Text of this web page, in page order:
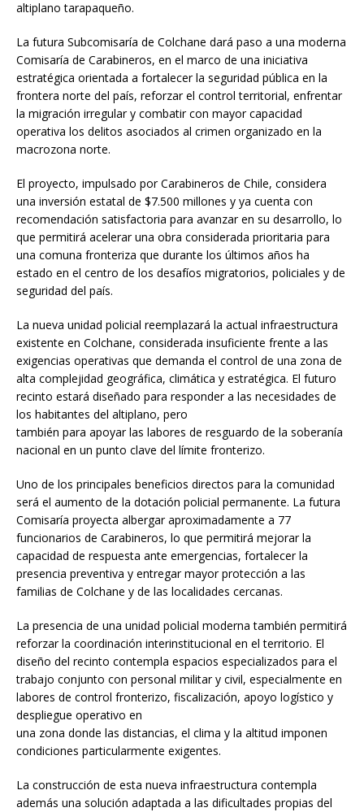
altiplano tarapaqueño.
La futura Subcomisaría de Colchane dará paso a una moderna
Comisaría de Carabineros, en el marco de una iniciativa
estratégica orientada a fortalecer la seguridad pública en la
frontera norte del país, reforzar el control territorial, enfrentar
la migración irregular y combatir con mayor capacidad
operativa los delitos asociados al crimen organizado en la
macrozona norte.
El proyecto, impulsado por Carabineros de Chile, considera
una inversión estatal de $7.500 millones y ya cuenta con
recomendación satisfactoria para avanzar en su desarrollo, lo
que permitirá acelerar una obra considerada prioritaria para
una comuna fronteriza que durante los últimos años ha
estado en el centro de los desafíos migratorios, policiales y de
seguridad del país.
La nueva unidad policial reemplazará la actual infraestructura
existente en Colchane, considerada insuficiente frente a las
exigencias operativas que demanda el control de una zona de
alta complejidad geográfica, climática y estratégica. El futuro
recinto estará diseñado para responder a las necesidades de
los habitantes del altiplano, pero
también para apoyar las labores de resguardo de la soberanía
nacional en un punto clave del límite fronterizo.
Uno de los principales beneficios directos para la comunidad
será el aumento de la dotación policial permanente. La futura
Comisaría proyecta albergar aproximadamente a 77
funcionarios de Carabineros, lo que permitirá mejorar la
capacidad de respuesta ante emergencias, fortalecer la
presencia preventiva y entregar mayor protección a las
familias de Colchane y de las localidades cercanas.
La presencia de una unidad policial moderna también permitirá
reforzar la coordinación interinstitucional en el territorio. El
diseño del recinto contempla espacios especializados para el
trabajo conjunto con personal militar y civil, especialmente en
labores de control fronterizo, fiscalización, apoyo logístico y
despliegue operativo en
una zona donde las distancias, el clima y la altitud imponen
condiciones particularmente exigentes.
La construcción de esta nueva infraestructura contempla
además una solución adaptada a las dificultades propias del